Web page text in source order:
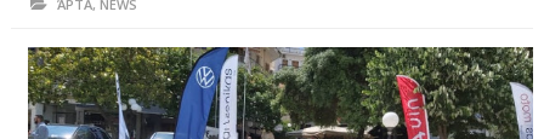
ΗΠΕΙΡΟΣ
ΠΡΕΒΕΖΑ
ΑΡΤΑ
ΆΡΤΑ, NEWS